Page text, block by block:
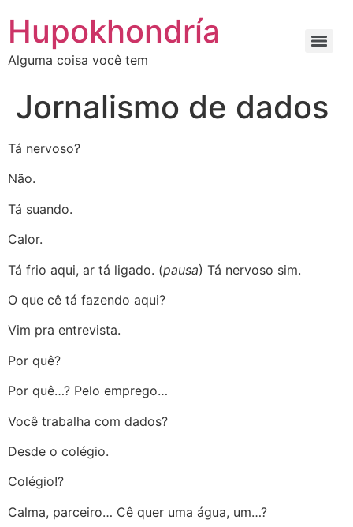
para
conteúdo
Hupokhondría
Alguma coisa você tem
Jornalismo de dados
Tá nervoso?
Não.
Tá suando.
Calor.
Tá frio aqui, ar tá ligado. (pausa) Tá nervoso sim.
O que cê tá fazendo aqui?
Vim pra entrevista.
Por quê?
Por quê…? Pelo emprego…
Você trabalha com dados?
Desde o colégio.
Colégio!?
Calma, parceiro… Cê quer uma água, um…?